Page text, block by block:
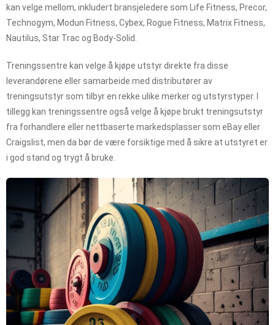
kan velge mellom, inkludert bransjeledere som Life Fitness, Precor,
Technogym, Modun Fitness, Cybex, Rogue Fitness, Matrix Fitness,
Nautilus, Star Trac og Body-Solid.
Treningssentre kan velge å kjøpe utstyr direkte fra disse
leverandørene eller samarbeide med distributører av
treningsutstyr som tilbyr en rekke ulike merker og utstyrstyper. I
tillegg kan treningssentre også velge å kjøpe brukt treningsutstyr
fra forhandlere eller nettbaserte markedsplasser som eBay eller
Craigslist, men da bør de være forsiktige med å sikre at utstyret er
i god stand og trygt å bruke.